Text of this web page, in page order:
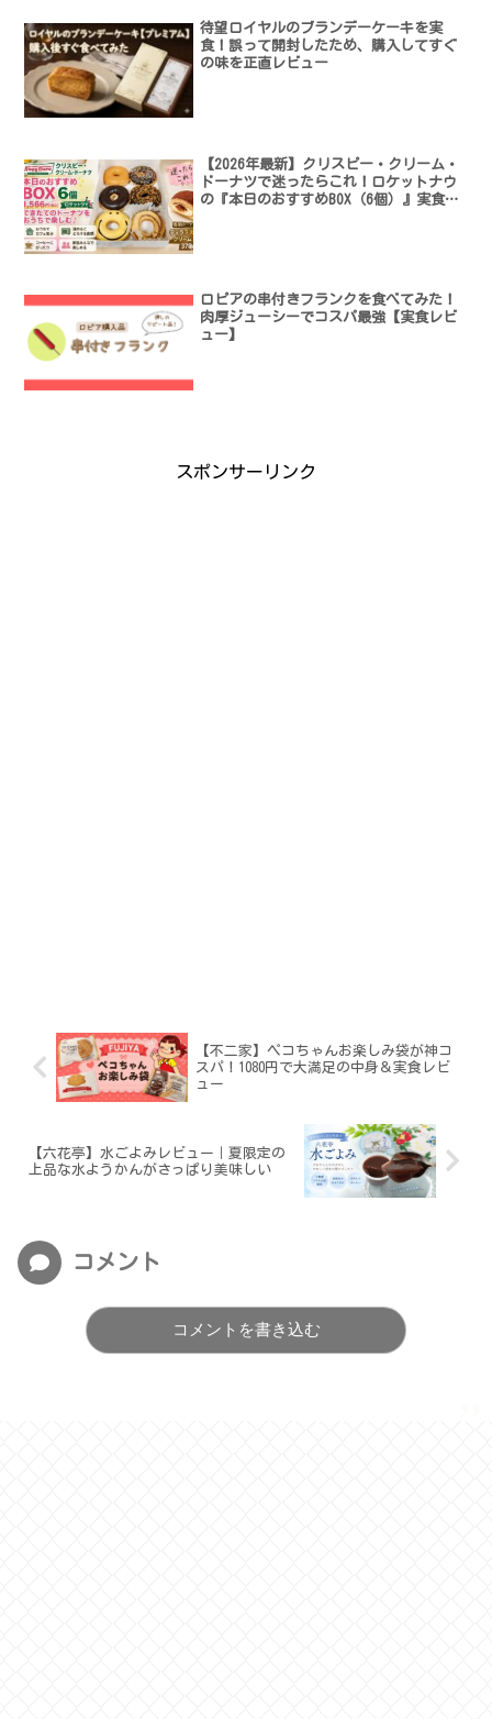
待望ロイヤルのブランデーケーキを実
食！誤って開封したため、購入してすぐ
の味を正直レビュー
【2026年最新】クリスピー・クリーム・
ドーナツで迷ったらこれ！ロケットナウ
の『本日のおすすめBOX（6個）』実食レ
ロピアの串付きフランクを食べてみた！
肉厚ジューシーでコスパ最強【実食レビ
ュー】
スポンサーリンク
【不二家】ペコちゃんお楽しみ袋が神コ
スパ！1080円で大満足の中身＆実食レビ
ュー
【六花亭】水ごよみレビュー｜夏限定の
上品な水ようかんがさっぱり美味しい
コメント
コメントを書き込む